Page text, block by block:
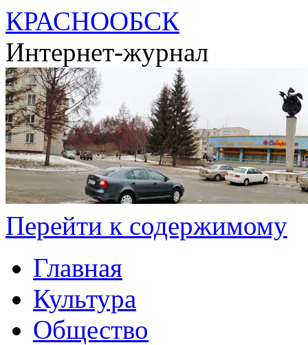
КРАСНООБСК
Интернет-журнал
Перейти к содержимому
Главная
Культура
Общество